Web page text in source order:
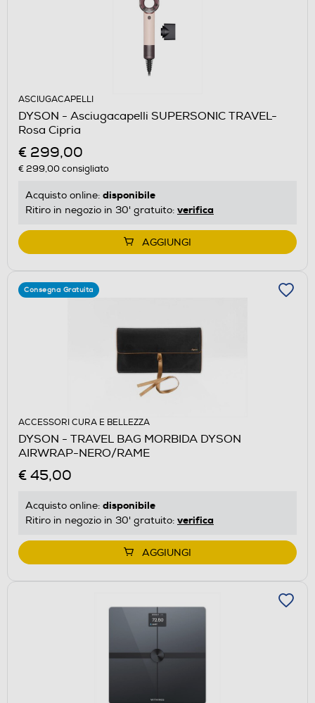
ASCIUGACAPELLI
DYSON - Asciugacapelli SUPERSONIC TRAVEL-
Rosa Cipria
€ 299,00
€ 299,00consigliato
Acquisto online: disponibile
Ritiro in negozio in 30' gratuito: verifica
AGGIUNGI
Consegna Gratuita
ACCESSORI CURA E BELLEZZA
DYSON - TRAVEL BAG MORBIDA DYSON
AIRWRAP-NERO/RAME
€ 45,00
Acquisto online: disponibile
Ritiro in negozio in 30' gratuito: verifica
AGGIUNGI